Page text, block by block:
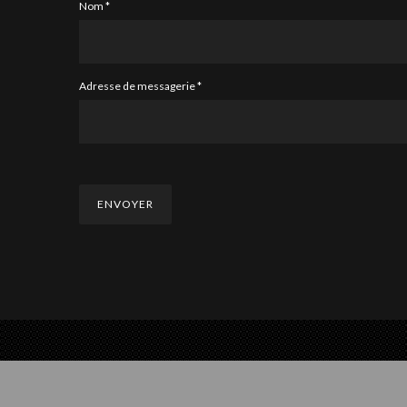
Nom *
Adresse de messagerie*